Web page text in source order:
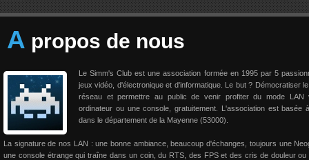
A propos de nous
Le Simm's Club est une association formée en 1995 par 5
jeux vidéo, d'électronique et d'informatique. Le but ? Démocratiser
réseau et permettre au public de venir profiter du mode LAN
ordinateur ou une console, gratuitement. L'association est basée
dans le département de la Mayenne (53000).
La signature de nos LAN : une bonne ambiance, beaucoup d'échanges, toujours une
une console étrange qui traîne dans un coin, du RTS, des FPS et des cris de douleur ou